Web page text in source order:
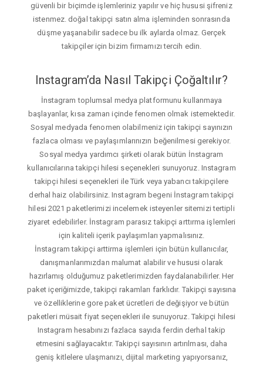
güvenli bir biçimde işlemleriniz yapılır ve hiç hususi şifreniz
istenmez. doğal takipçi satın alma işleminden sonrasında
düşme yaşanabilir sadece bu ilk aylarda olmaz. Gerçek
takipçiler için bizim firmamızı tercih edin.
Instagram’da Nasıl Takipçi Çoğaltılır?
İnstagram toplumsal medya platformunu kullanmaya
başlayanlar, kısa zaman içinde fenomen olmak istemektedir.
Sosyal medyada fenomen olabilmeniz için takipçi sayınızın
fazlaca olması ve paylaşımlarınızın beğenilmesi gerekiyor.
Sosyal medya yardımcı şirketi olarak bütün İnstagram
kullanıcılarına takipçi hilesi seçenekleri sunuyoruz. Instagram
takipçi hilesi seçenekleri ile Türk veya yabancı takipçilere
derhal haiz olabilirsiniz. Instagram begeni İnstagram takipçi
hilesi 2021 paketlerimizi incelemek isteyenler sitemizi tertipli
ziyaret edebilirler. İnstagram parasız takipçi arttırma işlemleri
için kaliteli içerik paylaşımları yapmalısınız.
İnstagram takipçi arttirma işlemleri için bütün kullanıcılar,
danışmanlarımızdan malumat alabilir ve hususi olarak
hazırlamış olduğumuz paketlerimizden faydalanabilirler. Her
paket içeriğimizde, takipçi rakamları farklıdır. Takipçi sayısına
ve özelliklerine gore paket ücretleri de değişiyor ve bütün
paketleri müsait fiyat seçenekleri ile sunuyoruz. Takipçi hilesi
Instagram hesabınızı fazlaca sayıda ferdin derhal takip
etmesini sağlayacaktır. Takipçi sayısının artırılması, daha
geniş kitlelere ulaşmanızı, dijital marketing yapıyorsanız,